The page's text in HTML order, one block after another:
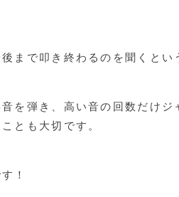
まで叩き終わるのを聞くとい
を弾き、高い音の回数だけジ
とも大切です。
！